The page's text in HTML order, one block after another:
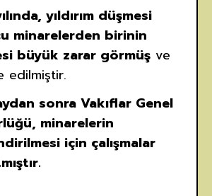
yıldırım düşmesi
minarelerden birinin
büyük zarar görmüş ve
edilmiştir.
sonra Vakıflar Genel
minarelerin
için çalışmalar